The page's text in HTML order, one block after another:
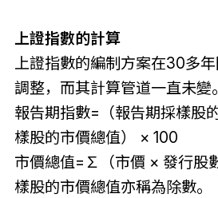
上證指數的計算
上證指數的編制方案在30多
調整，而其計算管道一直未變。
報告期指數=（報告期採樣股
樣股的市價總值） × 100
市價總值=∑（市價 × 發行股
樣股的市價總值亦稱為除數。